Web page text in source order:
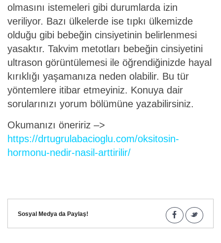
olmasını istemeleri gibi durumlarda izin
veriliyor. Bazı ülkelerde ise tıpkı ülkemizde
olduğu gibi bebeğin cinsiyetinin belirlenmesi
yasaktır. Takvim metotları bebeğin cinsiyetini
ultrason görüntülemesi ile öğrendiğinizde hayal
kırıklığı yaşamanıza neden olabilir. Bu tür
yöntemlere itibar etmeyiniz. Konuya dair
sorularınızı yorum bölümüne yazabilirsiniz.
Okumanızı öneririz –>
https://drtugrulabacioglu.com/oksitosin-
hormonu-nedir-nasil-arttirilir/
Sosyal Medya da Paylaş!